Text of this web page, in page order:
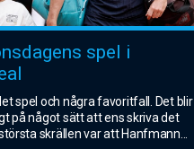
spel i
spel och några favoritfall. Det blir
på något sätt att ens skriva det
skrällen var att Hanfmann...